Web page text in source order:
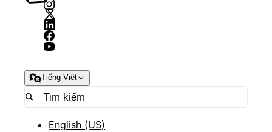
Tiếng Việt
English (US)